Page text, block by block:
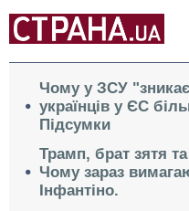
Чому у ЗСУ
українців у ЄС
Підсумки
Трамп, брат зятя
Чому зараз
Інфантіно.